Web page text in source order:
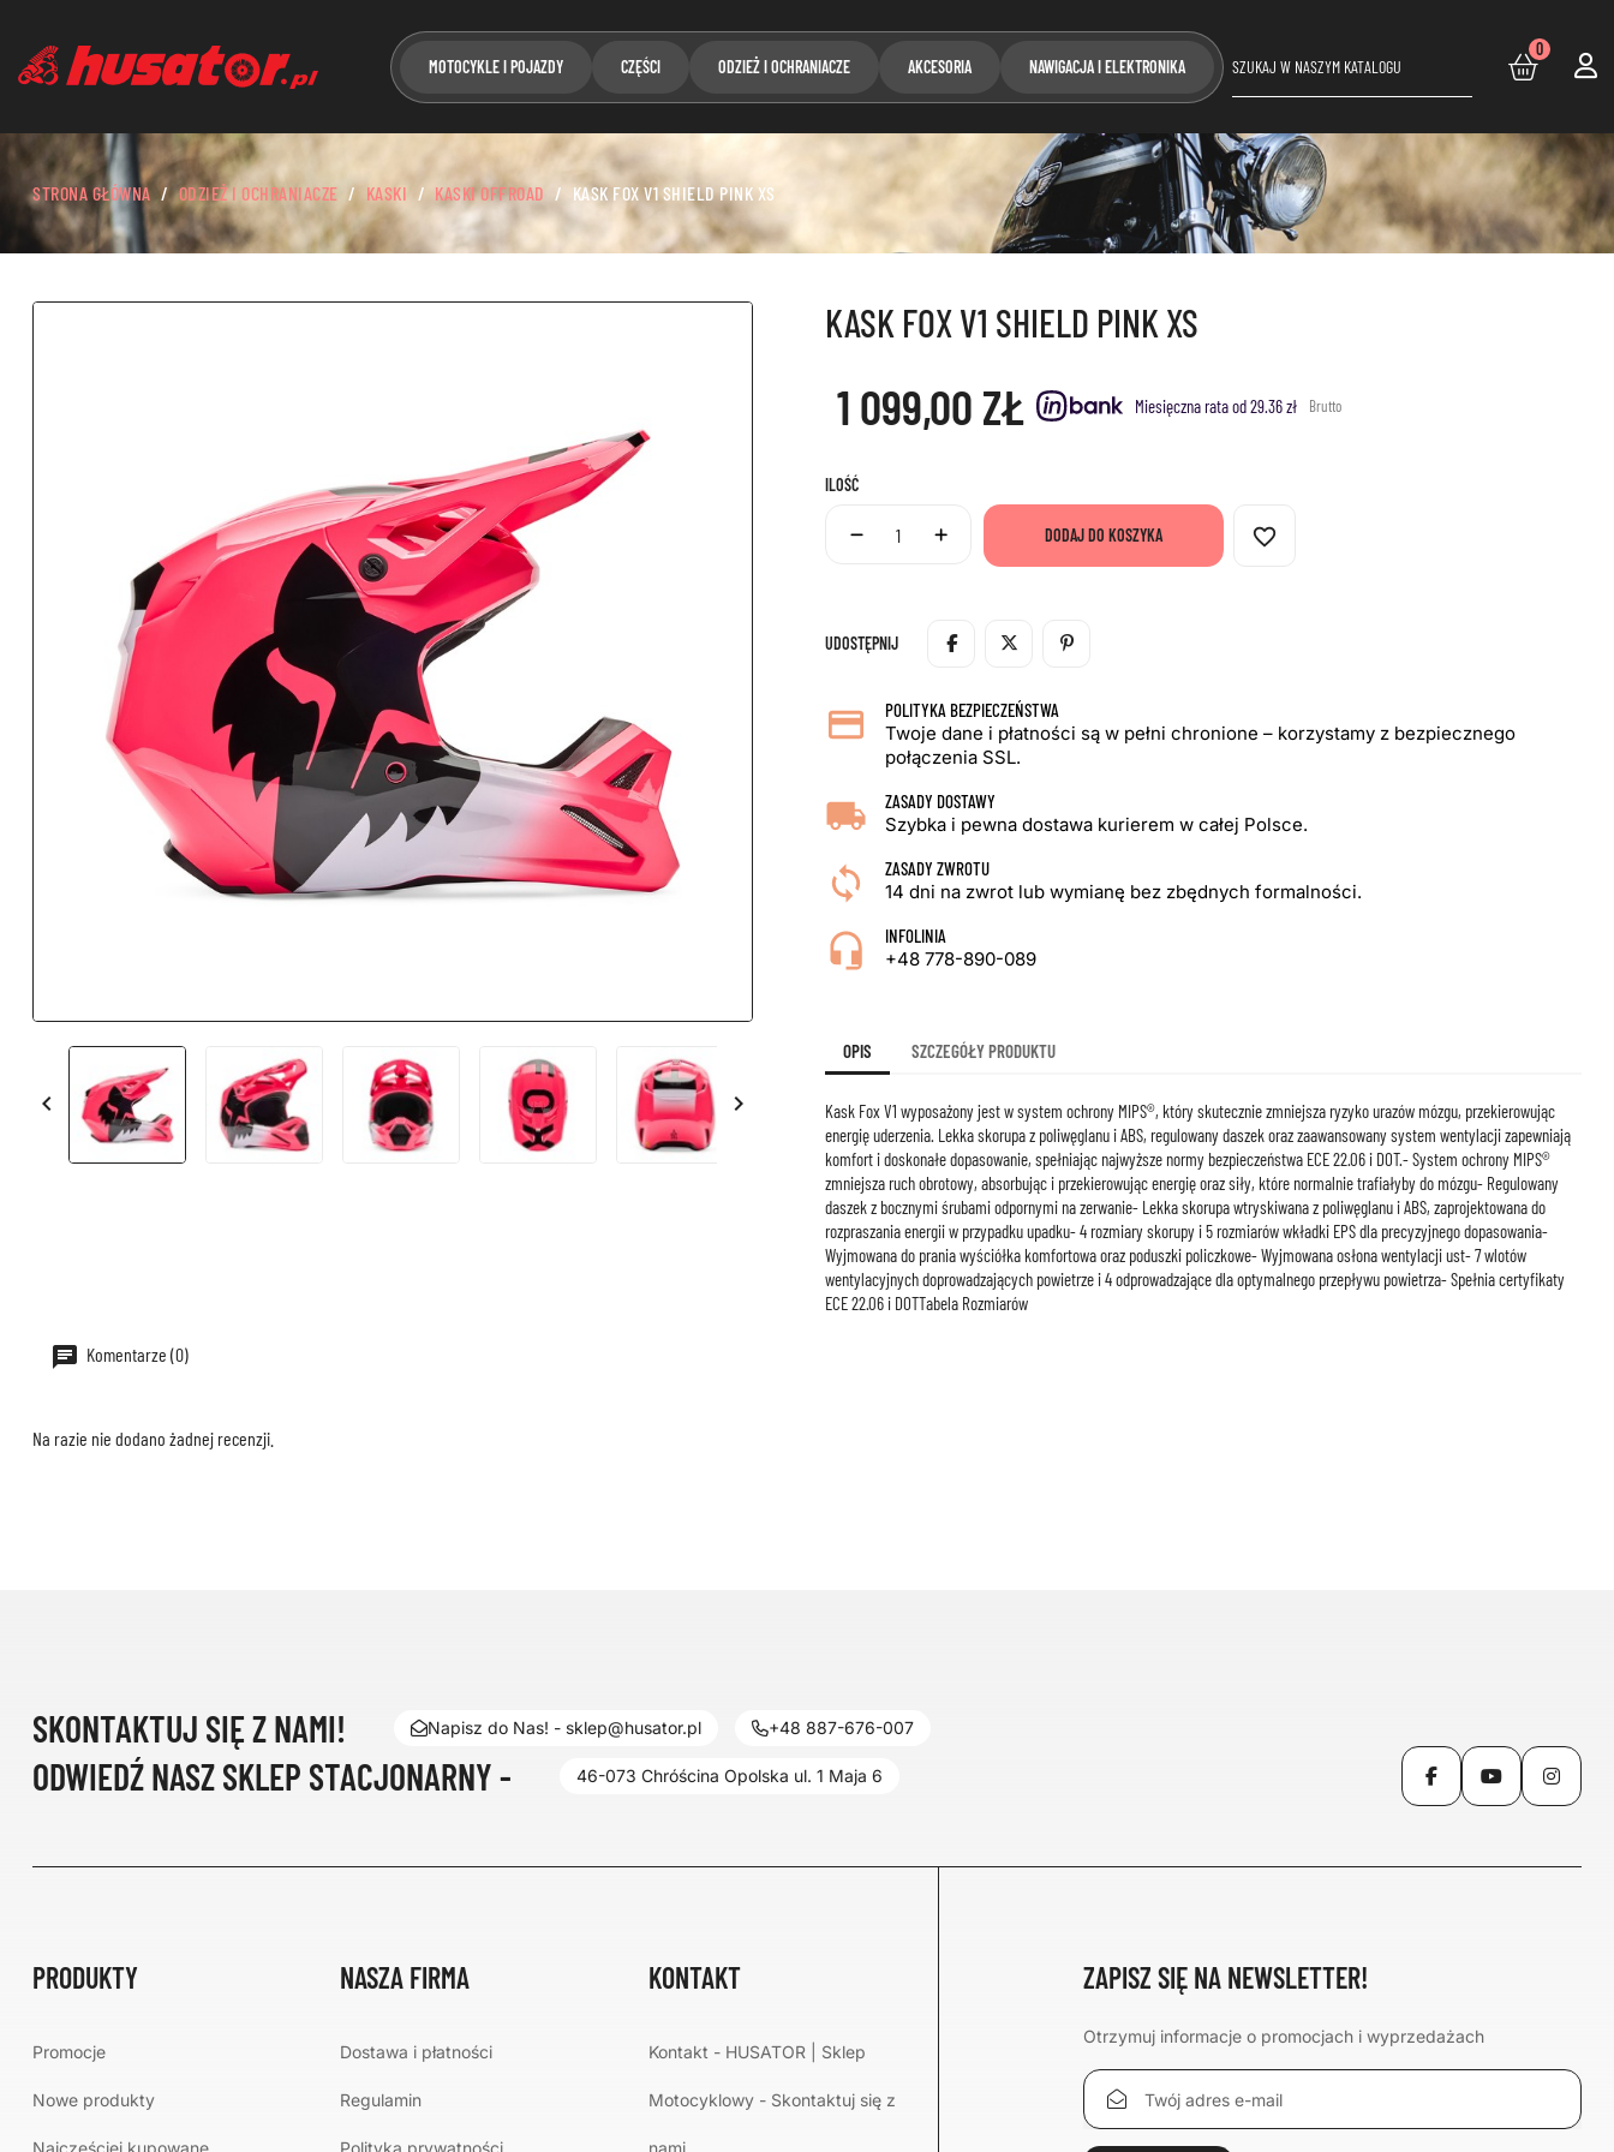
MOTOCYKLE I POJAZDY CZĘŚCI ODZIEŻ I OCHRANIACZE AKCESORIA NAWIGACJA I ELEKTRONIKA
0
STRONA GŁÓWNA ODZIEŻ I OCHRANIACZE KASKI KASKI OFFROAD KASK FOX V1 SHIELD PINK XS
 
KASK FOX V1 SHIELD PINK XS
1 099,00 ZŁ Miesięczna rata od 29.36 zł Brutto
ILOŚĆ
DODAJ DO KOSZYKA favorite_border
UDOSTĘPNIJ
POLITYKA BEZPIECZEŃSTWA
Twoje dane i płatności są w pełni chronione – korzystamy z bezpiecznego
połączenia SSL.
ZASADY DOSTAWY
Szybka i pewna dostawa kurierem w całej Polsce.
ZASADY ZWROTU
14 dni na zwrot lub wymianę bez zbędnych formalności.
INFOLINIA
+48 778-890-089
OPIS SZCZEGÓŁY PRODUKTU
Kask Fox V1 wyposażony jest w system ochrony MIPS®, który skutecznie zmniejsza ryzyko urazów mózgu, przekierowując
energię uderzenia. Lekka skorupa z poliwęglanu i ABS, regulowany daszek oraz zaawansowany system wentylacji zapewniają
komfort i doskonałe dopasowanie, spełniając najwyższe normy bezpieczeństwa ECE 22.06 i DOT.- System ochrony MIPS®
zmniejsza ruch obrotowy, absorbując i przekierowując energię oraz siły, które normalnie trafiałyby do mózgu- Regulowany
daszek z bocznymi śrubami odpornymi na zerwanie- Lekka skorupa wtryskiwana z poliwęglanu i ABS, zaprojektowana do
rozpraszania energii w przypadku upadku- 4 rozmiary skorupy i 5 rozmiarów wkładki EPS dla precyzyjnego dopasowania-
Wyjmowana do prania wyściółka komfortowa oraz poduszki policzkowe- Wyjmowana osłona wentylacji ust- 7 wlotów
wentylacyjnych doprowadzających powietrze i 4 odprowadzające dla optymalnego przepływu powietrza- Spełnia certyfikaty
ECE 22.06 i DOTTabela Rozmiarów
Komentarze (0)
Na razie nie dodano żadnej recenzji.
SKONTAKTUJ SIĘ Z NAMI! Napisz do Nas! - sklep@husator.pl +48 887-676-007
ODWIEDŹ NASZ SKLEP STACJONARNY - 46-073 Chróścina Opolska ul. 1 Maja 6
FacebookYouTube
PRODUKTY
Promocje
Nowe produkty
Najczęściej kupowane
NASZA FIRMA
Dostawa i płatności
Regulamin
Polityka prywatności
KONTAKT
Kontakt - HUSATOR | Sklep
Motocyklowy - Skontaktuj się z
nami
ZAPISZ SIĘ NA NEWSLETTER!
Otrzymuj informacje o promocjach i wyprzedażach